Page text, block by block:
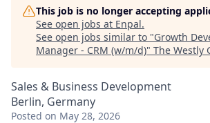
This job is no longer accepting
See open jobs at Enpal.
See open jobs similar to "Growth
Manager - CRM (w/m/d)" The Westly
Sales & Business Development
Berlin, Germany
Posted on May 28, 2026